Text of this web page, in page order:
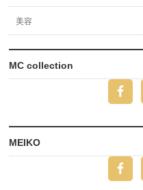
美容
MC collection
MEIKO